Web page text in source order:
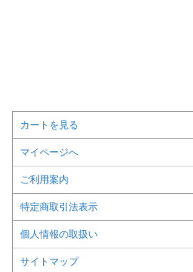
カートを見る
マイページへ
ご利用案内
特定商取引法表示
個人情報の取扱い
サイトマップ